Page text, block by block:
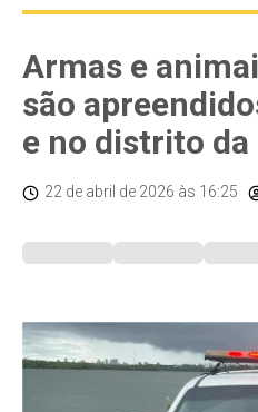
Armas e
são
e no distrito
22 de abril de 2026 às 16:25